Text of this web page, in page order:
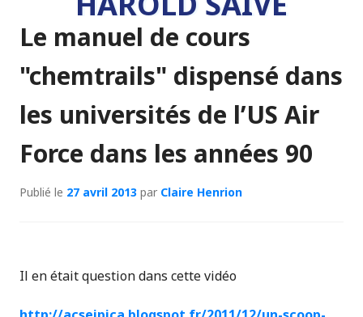
Le manuel de cours
"chemtrails" dispensé dans
les universités de l’US Air
Force dans les années 90
Publié le 27 avril 2013 par Claire Henrion
Il en était question dans cette vidéo